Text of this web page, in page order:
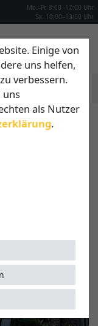
Mo.–Fr. 8:00 -17:00 Uhr
Sa. 10:00–13:00 Uhr
Einige von
uns helfen,
verbessern.
uns
als Nutzer
.